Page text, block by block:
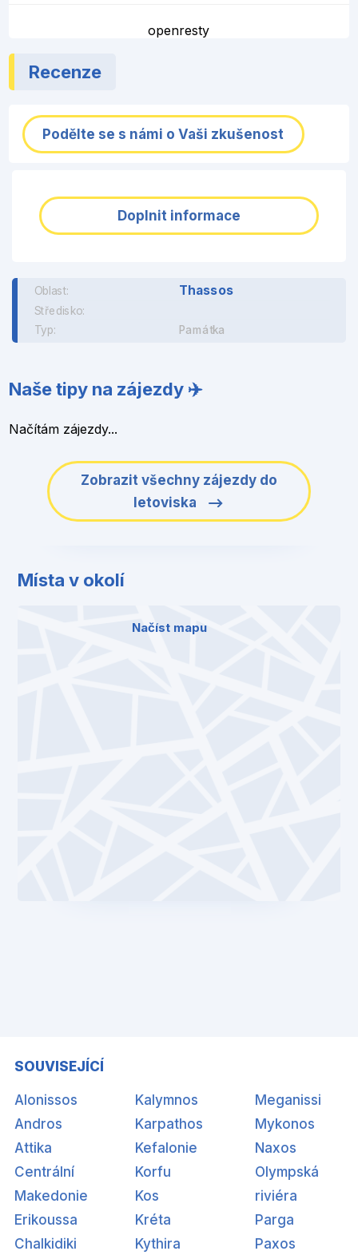
openresty
Recenze
Podělte se s námi o Vaši zkušenost
Doplnit informace
Oblast: Thassos
Středisko:
Typ: Památka
Naše tipy na zájezdy ✈️
Načítám zájezdy...
Zobrazit všechny zájezdy do
letoviska
Místa v okolí
Načíst mapu
SOUVISEJÍCÍ
Alonissos
Andros
Attika
Centrální
Makedonie
Erikoussa
Chalkidiki
Kalymnos
Karpathos
Kefalonie
Korfu
Kos
Kréta
Kythira
Meganissi
Mykonos
Naxos
Olympská
riviéra
Parga
Paxos